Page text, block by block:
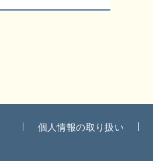
個人情報の取り扱い